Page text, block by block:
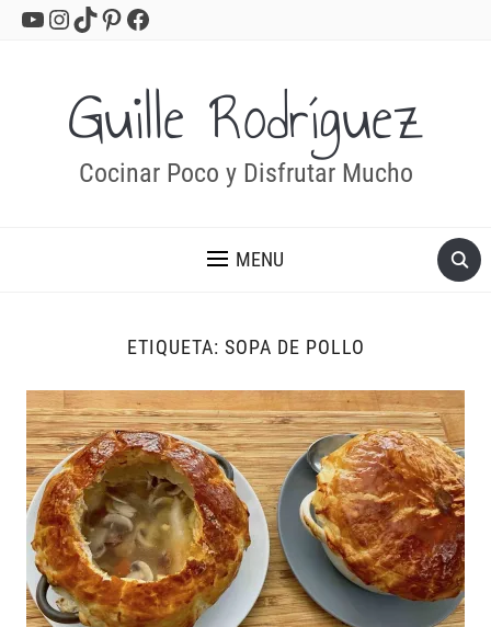
YouTube
Instagram
TikTok
Pinterest
Facebook
Guille Rodríguez
Cocinar Poco y Disfrutar Mucho
MENU
ETIQUETA: SOPA DE POLLO